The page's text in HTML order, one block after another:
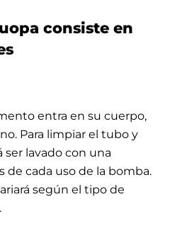
consiste en
entra en su cuerpo,
Para limpiar el tubo y
ser lavado con una
de cada uso de la bomba.
según el tipo de